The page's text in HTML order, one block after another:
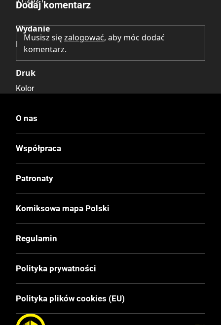
Wydanie
I
Druk
Kolor
Oprawa
Twarda
Format
180x275 mm
Liczba Stron
138
79,99 zł
EAN
Dodaj komentarz
Musisz sięzalogować, aby móc dodać
komentarz.
O nas
Współpraca
Patronaty
Komiksowa mapa Polski
Regulamin
Polityka prywatności
Polityka plików cookies (EU)